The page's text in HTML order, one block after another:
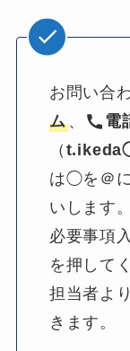
お問い合
ム、 電
（
は◯を＠
いします。
必要事項
を押して
担当者よ
きます。